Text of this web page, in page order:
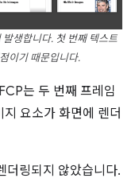
생합니다. 첫 번째 텍스트
이기 때문입니다.
는 두 번째 프레임
요소가 화면에 렌더
더링되지 않았습니다.